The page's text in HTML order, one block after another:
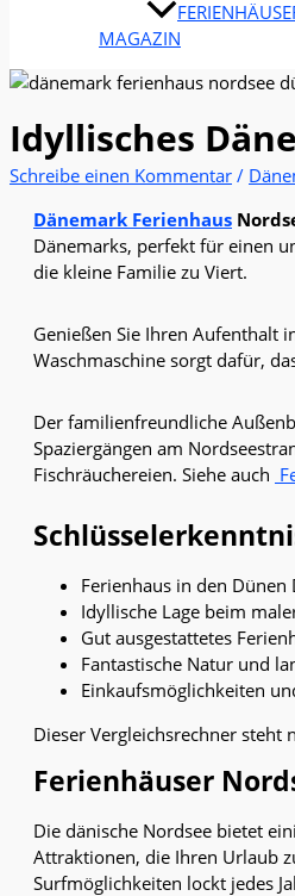
MAGAZIN
Idyllisches
Schreibe einen Kommentar /
Dänemark Ferienhaus
Dänemarks, perfekt für einen
die kleine Familie zu Viert.
Genießen Sie Ihren Aufenthalt
Waschmaschine sorgt dafür,
Der familienfreundliche
Spaziergängen am
Fischräuchereien. Siehe auch
Ferienhaus in den
Idyllische Lage beim
Gut ausgestattetes
Fantastische Natur und
Einkaufsmöglichkeiten
Dieser Vergleichsrechner steht
Ferienhäuser
Die dänische Nordsee bietet
Attraktionen, die Ihren Urlaub
Surfmöglichkeiten lockt jedes